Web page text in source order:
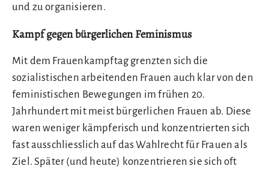
und zu organisieren.
Kampf gegen bürgerlichen Feminismus
Mit dem Frauenkampftag grenzten sich die
sozialistischen arbeitenden Frauen auch klar von den
feministischen Bewegungen im frühen 20.
Jahrhundert mit meist bürgerlichen Frauen ab. Diese
waren weniger kämpferisch und konzentrierten sich
fast ausschliesslich auf das Wahlrecht für Frauen als
Ziel. Später (und heute) konzentrieren sie sich oft